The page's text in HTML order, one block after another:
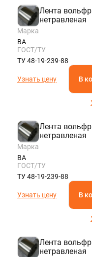
Лента
нетравленая
Марка
ВА
ГОСТ/ТУ
ТУ 48-19-239-88
Узнать цену В
Лента
нетравленая
Марка
ВА
ГОСТ/ТУ
ТУ 48-19-239-88
Узнать цену В
Лента
нетравленая